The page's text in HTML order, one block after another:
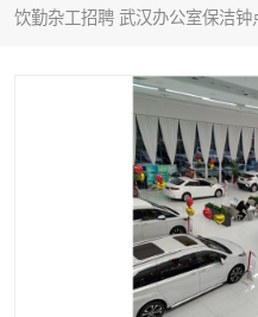
饮勤杂工招聘 武汉办公室保洁钟